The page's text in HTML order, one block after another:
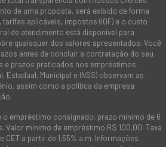
de uma proposta, será exibido de forma
aplicáveis, impostos (IOF) e o custo
de atendimento está disponível para
quaisquer dos valores apresentados. Você
antes de concluir a contratação do seu
e prazos praticados nos empréstimos
Estadual, Municipal e INSS) observam as
assim como a política da empresa
empréstimo consignado: prazo mínimo de 6
Valor mínimo de empréstimo R$ 100,00. Taxa
CET a partir de 1,55% a.m. Informações